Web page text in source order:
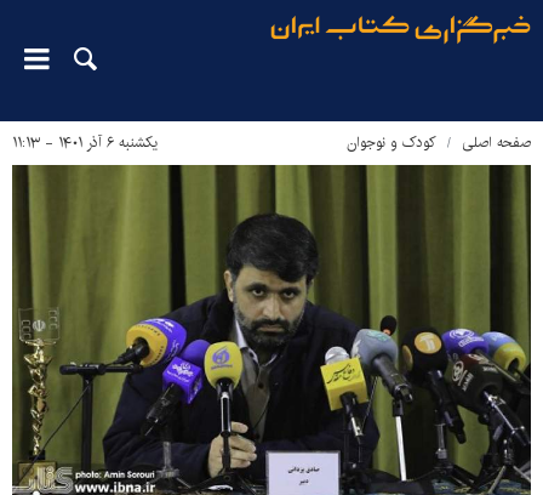
صفحه اصلی کودک و نوجوان یکشنبه ۶ آذر ۱۴۰۱ - ۱۱:۱۳